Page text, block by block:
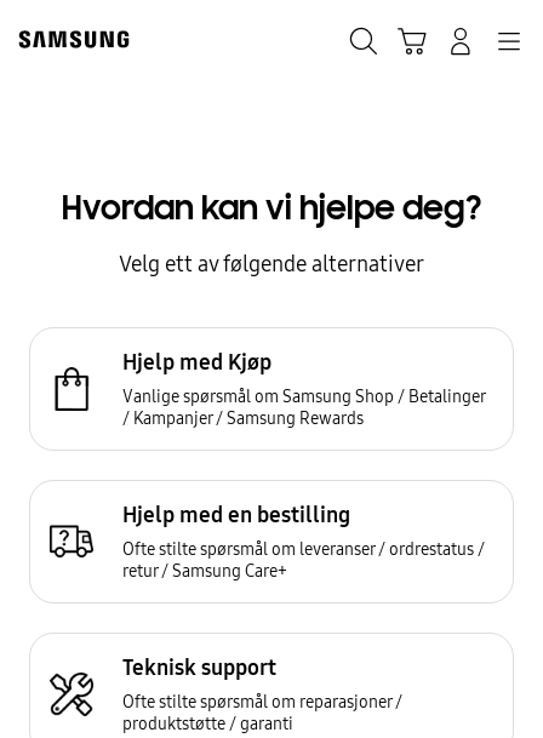
Hvordan kan vi hjelpe deg?
Velg ett av følgende alternativer
Hjelp med Kjøp
Vanlige spørsmål om Samsung Shop / Betalinger
/ Kampanjer / Samsung Rewards
Hjelp med en bestilling
Ofte stilte spørsmål om leveranser / ordrestatus /
retur / Samsung Care+
Teknisk support
Ofte stilte spørsmål om reparasjoner /
produktstøtte / garanti